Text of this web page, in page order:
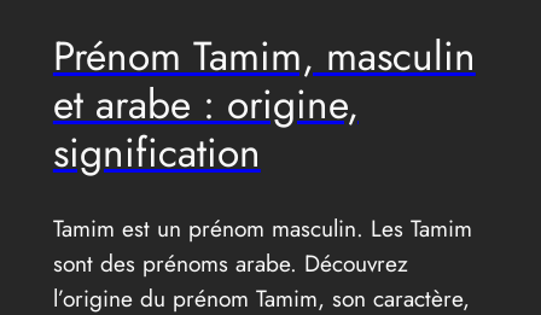
Prénom Tamim, masculin
et arabe : origine,
signification
Tamim est un prénom masculin. Les Tamim
sont des prénoms arabe. Découvrez
l’origine du prénom Tamim, son caractère,